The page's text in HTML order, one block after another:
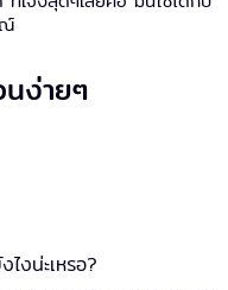
ง่ายๆ
งน่ะเหรอ?